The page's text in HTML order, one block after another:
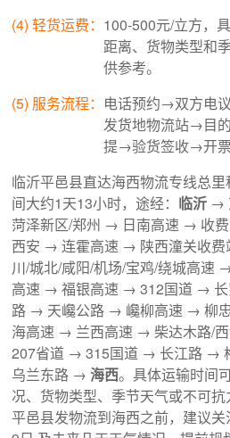
(4) 轻货运费： 100-500元/立方，
距离、货物类型和
供参考。
(5) 服务流程： 电话预约→双方电
发货地物流站→目
提→验货签收→开票
临沂平邑县直达海西物流专线总
间大约1天13小时，途经： 临沂 →
菏泽新区/郑州 → 日南高速 → 收
西安 → 连霍高速 → 陕西潼关收
川/城北/咸阳/机场/宝鸡/绕城高速
高速 → 福银高速 → 312国道 →
路 → 天巉公路 → 巉柳高速 → 柳
海高速 → 兰西高速 → 柴达木路/
207省道 → 315国道 → 长江路 →
乌兰东路 → 海西。具体运输时间
况、货物类型、季节天气或不可
平邑县发物流到海西之前，建议